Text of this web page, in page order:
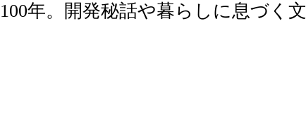
年。開発秘話や暮らしに息づく文